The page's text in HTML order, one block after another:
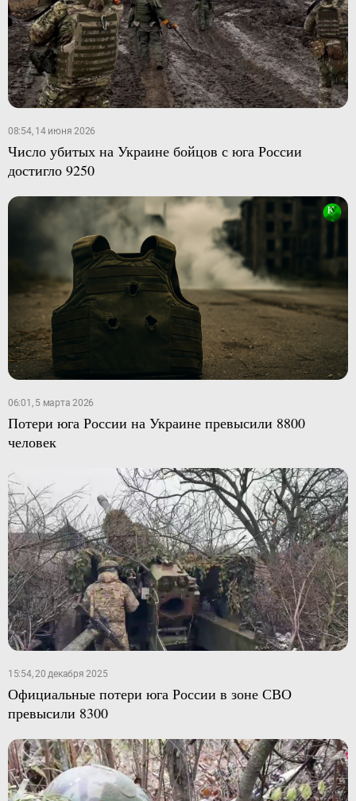
08:54, 14 июня 2026
Число убитых на Украине бойцов с юга России
достигло 9250
06:01, 5 марта 2026
Потери юга России на Украине превысили 8800
человек
15:54, 20 декабря 2025
Официальные потери юга России в зоне СВО
превысили 8300